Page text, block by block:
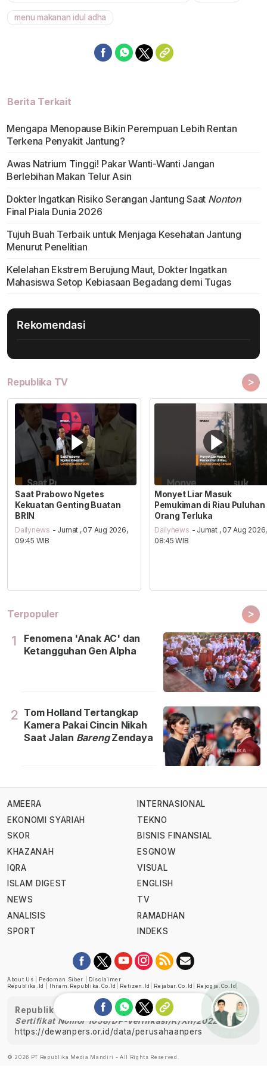
menu makanan idul adha
Berita Terkait
Mengapa Menopause Bikin Perempuan Lebih Rentan
Terkena Penyakit Jantung?
Awas Natrium Tinggi! Pakar Wanti-Wanti Jangan
Berlebihan Makan Telur Asin
Dokter Ingatkan Risiko Serangan Jantung Saat Nonton
Final Piala Dunia 2026
Tujuh Buah Terbaik untuk Menjaga Kesehatan Jantung
Menurut Penelitian
Kelelahan Ekstrem Berujung Maut, Dokter Ingatkan
Mahasiswa Setop Kebiasaan Begadang demi Tugas
Rekomendasi
Republika TV >
Saat Prabowo Ngetes
Kekuatan Genting Buatan
BRIN
Dailynews - Jumat , 07 Aug 2026,
09:45 WIB
Monyet Liar Masuk
Pemukiman di Riau Puluhan
Orang Terluka
Dailynews - Jumat , 07 Aug 2026,
08:45 WIB
Terpopuler >
1
Fenomena 'Anak AC' dan
Ketangguhan Gen Alpha
2 Tom Holland Tertangkap
Kamera Pakai Cincin Nikah
Saat Jalan BarengZendaya
AMEERA
EKONOMI SYARIAH
SKOR
KHAZANAH
IQRA
ISLAM DIGEST
NEWS
ANALISIS
SPORT
INTERNASIONAL
TEKNO
BISNIS FINANSIAL
ESGNOW
VISUAL
ENGLISH
TV
RAMADHAN
INDEKS
About Us Pedoman Siber
Disclaimer
Republika.id
Ihram.republika.co.id Retizen.id Rejabar.co.id Rejogja.co.id
Republika telah diverifikasi oleh Dewan Pers
Sertifikat Nomor 1058/DP-Verifikasi/K/XII/2022
https://dewanpers.or.id/data/perusahaanpers
© 2026 PT Republika Media Mandiri - All Rights Reserved.
Ask me!